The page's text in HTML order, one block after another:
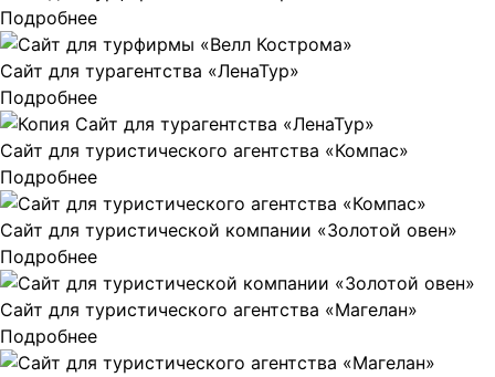
Подробнее
Сайт для турагентства «ЛенаТур»
Подробнее
Сайт для туристического агентства «Компас»
Подробнее
Сайт для туристической компании «Золотой овен»
Подробнее
Сайт для туристического агентства «Магелан»
Подробнее